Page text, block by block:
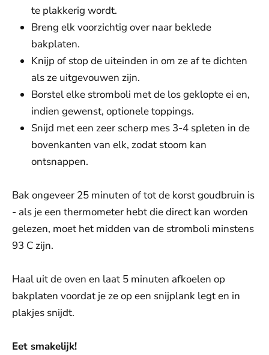
te plakkerig wordt.
Breng elk voorzichtig over naar beklede
bakplaten.
Knijp of stop de uiteinden in om ze af te dichten
als ze uitgevouwen zijn.
Borstel elke stromboli met de los geklopte ei en,
indien gewenst, optionele toppings.
Snijd met een zeer scherp mes 3-4 spleten in de
bovenkanten van elk, zodat stoom kan
ontsnappen.
Bak ongeveer 25 minuten of tot de korst goudbruin is
- als je een thermometer hebt die direct kan worden
gelezen, moet het midden van de stromboli minstens
93 C zijn.
Haal uit de oven en laat 5 minuten afkoelen op
bakplaten voordat je ze op een snijplank legt en in
plakjes snijdt.
Eet smakelijk!